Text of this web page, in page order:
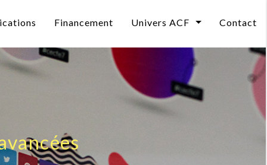
Financement Univers ACF
Qui sommes-nous ?
Le Mag
L’évolution des compétences informatiques en
Et si former valait mieux que recruter ?
L'impact de l'ia sur vos métiers
Notre BLOG
Contact